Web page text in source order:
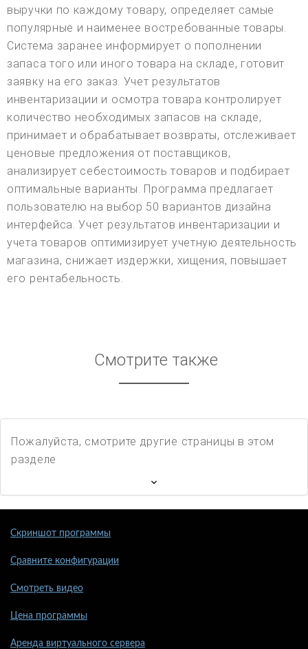
выручки по каждому товару, определяет самые
популярные и наименее востребованные товары.
Система заранее информирует о пополнении
запаса того или иного товара на складе, готовит
заявку на его заказ. Учет результатов
инвентаризации и осмотра товара контролирует
количество необходимых запасов на складе,
принимает и обрабатывает возвраты, отслеживает
ценовые предложения от поставщиков,
анализирует себестоимость товаров и подбирает
оптимальные варианты. Программа предлагает
пользователю на выбор 50 вариантов дизайна
интерфейса. Учет результатов инвентаризации и
учета товаров оптимизирует учетную деятельность
магазина, снижает издержки, хищения, повышает
его рентабельность.
Смотрите также
Пожалуйста, смотрите другие страницы в этом
разделе
Скриншот программы
Сравните конфигурации
Смотреть видео
Цена программы
Аренда виртуального сервера